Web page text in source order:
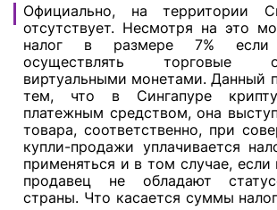
Официально, на территории
отсутствует. Несмотря на это
налог в размере 7%
осуществлять торговые
виртуальными монетами. Данный
тем, что в Сингапуре
платежным средством, она
товара, соответственно, при
купли-продажи уплачивается
применяться и в том случае, если
продавец не обладают
страны. Что касается суммы